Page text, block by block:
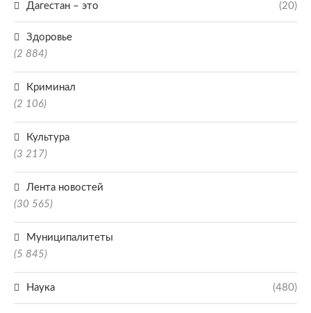
Дагестан – это (20)
Здоровье
(2 884)
Криминал
(2 106)
Культура
(3 217)
Лента новостей
(30 565)
Муниципалитеты
(5 845)
Наука (480)